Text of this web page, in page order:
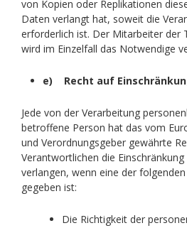
von Kopien oder Replikationen
Daten verlangt hat, soweit die
erforderlich ist. Der Mitarbeiter der
wird im Einzelfall das Notwendige
e) Recht auf
Jede von der Verarbeitung
betroffene Person hat das vom
und Verordnungsgeber gewährte
Verantwortlichen die
verlangen, wenn eine der
gegeben ist:
Die Richtigkeit der